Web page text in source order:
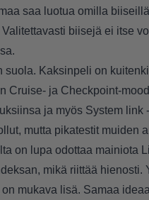
saa luotua omilla
biisejä ei itse
suola. Kaksinpeli on
Cruise- ja Checkpoint-
ja myös System link
mutta pikatestit muiden
on lupa odottaa mainiota
mikä riittää hienosti.
mukava lisä. Samaa